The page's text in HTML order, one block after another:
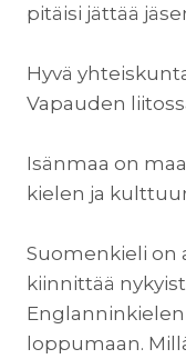
pitäisi jättää
Hyvä
Vapauden
Isänmaa on
kielen ja
Suomenkieli on
kiinnittää
Englanninkielen
loppumaan.